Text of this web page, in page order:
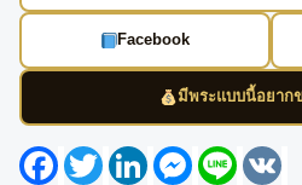
Facebook
มีพระแบบนี้อยาก
FacebookTwitterLinkedInMessenger
Line